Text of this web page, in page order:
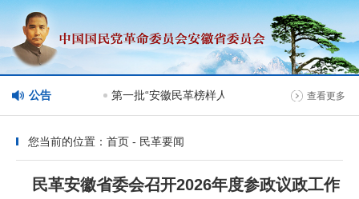
公告
管理情况 查看更多
您当前的位置：首页 - 民革要闻
民革安徽省委会召开2026年度参政议政工作